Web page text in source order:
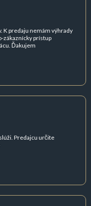
K predaju nemám výhrady
zákaznícky prístup
Ďakujem
Predajcu určite